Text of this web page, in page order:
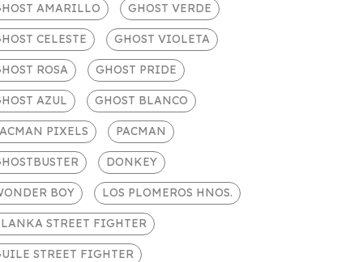
AMARILLO GHOST VERDE
CELESTE GHOST VIOLETA
ROSA GHOST PRIDE
AZUL GHOST BLANCO
PIXELS PACMAN
DONKEY
BOY LOS PLOMEROS HNOS.
STREET FIGHTER
STREET FIGHTER